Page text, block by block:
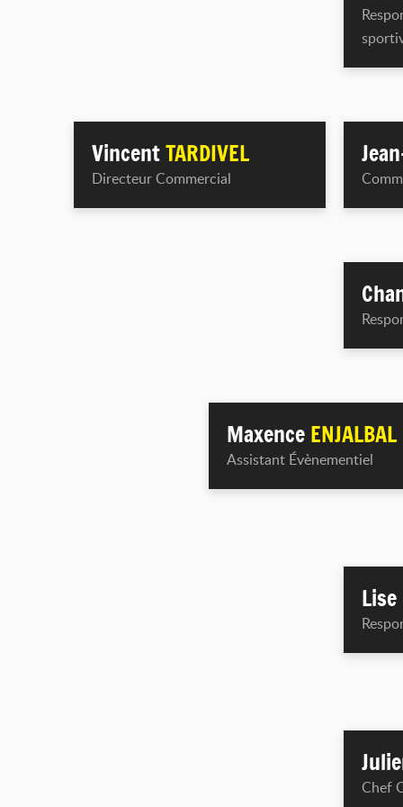
VincentTARDIVEL
Directeur Commercial
Maxence ENJALBAL
Assistant Évènementiel
Lise
Chef